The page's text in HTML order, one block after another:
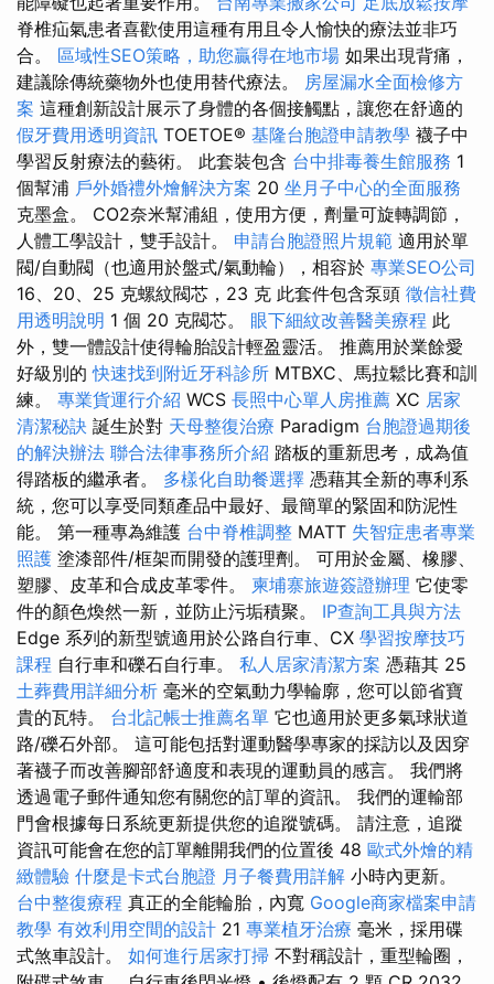
脊椎疝氣患者喜歡使用這種有用且令人愉快的療法並非巧
合。 區域性SEO策略，助您贏得在地市場 如果出現背痛，
建議除傳統藥物外也使用替代療法。 房屋漏水全面檢修方
案 這種創新設計展示了身體的各個接觸點，讓您在舒適的
假牙費用透明資訊 TOETOE® 基隆台胞證申請教學 襪子中
學習反射療法的藝術。 此套裝包含 台中排毒養生館服務 1
個幫浦 戶外婚禮外燴解決方案 20 坐月子中心的全面服務
克墨盒。 CO2奈米幫浦組，使用方便，劑量可旋轉調節，
人體工學設計，雙手設計。 申請台胞證照片規範 適用於單
閥/自動閥（也適用於盤式/氣動輪），相容於 專業SEO公司
16、20、25 克螺紋閥芯，23 克 此套件包含泵頭 徵信社費
用透明說明 1 個 20 克閥芯。 眼下細紋改善醫美療程 此
外，雙一體設計使得輪胎設計輕盈靈活。 推薦用於業餘愛
好級別的快速找到附近牙科診所 MTBXC、馬拉鬆比賽和訓
練。 專業貨運行介紹 WCS 長照中心單人房推薦 XC 居家
清潔秘訣 誕生於對 天母整復治療 Paradigm 台胞證過期後
的解決辦法 聯合法律事務所介紹 踏板的重新思考，成為值
得踏板的繼承者。 多樣化自助餐選擇 憑藉其全新的專利系
統，您可以享受同類產品中最好、最簡單的緊固和防泥性
能。 第一種專為維護 台中脊椎調整 MATT 失智症患者專業
照護 塗漆部件/框架而開發的護理劑。 可用於金屬、橡膠、
塑膠、皮革和合成皮革零件。 柬埔寨旅遊簽證辦理 它使零
件的顏色煥然一新，並防止污垢積聚。 IP查詢工具與方法
Edge 系列的新型號適用於公路自行車、CX 學習按摩技巧
課程 自行車和礫石自行車。 私人居家清潔方案 憑藉其 25
土葬費用詳細分析 毫米的空氣動力學輪廓，您可以節省寶
貴的瓦特。 台北記帳士推薦名單 它也適用於更多氣球狀道
路/礫石外部。 這可能包括對運動醫學專家的採訪以及因穿
著襪子而改善腳部舒適度和表現的運動員的感言。 我們將
透過電子郵件通知您有關您的訂單的資訊。 我們的運輸部
門會根據每日系統更新提供您的追蹤號碼。 請注意，追蹤
資訊可能會在您的訂單離開我們的位置後 48 歐式外燴的精
緻體驗 什麼是卡式台胞證 月子餐費用詳解 小時內更新。
台中整復療程 真正的全能輪胎，內寬 Google商家檔案申請
教學 有效利用空間的設計 21 專業植牙治療 毫米，採用碟
式煞車設計。 如何進行居家打掃 不對稱設計，重型輪圈，